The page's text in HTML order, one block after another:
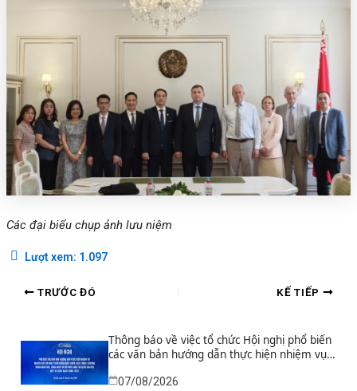
Các đại biểu chụp ảnh lưu niệm
Lượt xem: 1.097
TRƯỚC ĐÓ KẾ TIẾP
Thông báo về việc tổ chức Hội nghị phổ biến
các văn bản hướng dẫn thực hiện nhiệm vụ
nghiên cứu và phát triển công nghệ chiến
lược thuộc Chương trình khoa học, công
07/08/2026